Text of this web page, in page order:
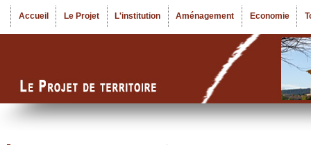
Menu principal
Accueil Le Projet L'institution Aménagement Economie